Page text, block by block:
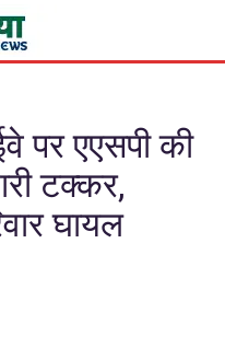
पर एएसपी की
टक्कर,
घायल